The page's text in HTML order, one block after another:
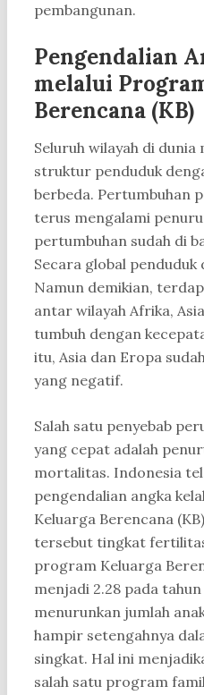
pembangunan.
Pengendalian
melalui
Berencana (KB)
Seluruh wilayah di
struktur penduduk
berbeda. Pertumbuhan
terus mengalami
pertumbuhan sudah di
Secara global penduduk
Namun demikian,
antar wilayah Afrika,
tumbuh dengan
itu, Asia dan Eropa
yang negatif.
Salah satu penyebab
yang cepat adalah
mortalitas. Indonesia
pengendalian angka
Keluarga Berencana
tersebut tingkat
program Keluarga
menjadi 2.28 pada
menurunkan jumlah
hampir setengahnya
singkat. Hal ini
salah satu program